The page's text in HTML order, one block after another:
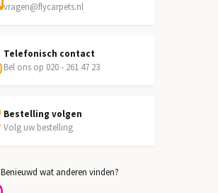
vragen@flycarpets.nl
Telefonisch contact
Bel ons op 020 - 261 47 23
Bestelling volgen
Volg uw bestelling
Benieuwd wat anderen vinden?